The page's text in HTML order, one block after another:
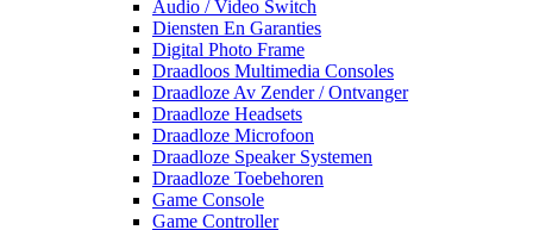
Audio / Video Switch
Diensten En Garanties
Digital Photo Frame
Draadloos Multimedia Consoles
Draadloze Av Zender / Ontvanger
Draadloze Headsets
Draadloze Microfoon
Draadloze Speaker Systemen
Draadloze Toebehoren
Game Console
Game Controller